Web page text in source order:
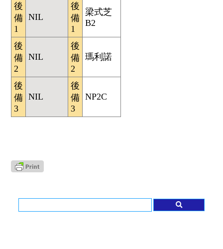
後
備
1
NIL
後
備
1
梁式芝
B2
後
備
2
NIL
後
備
2
瑪利諾
後
備
3
NIL
後
備
3
NP2C